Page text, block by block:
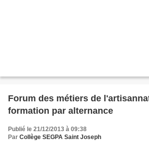
Forum des métiers de
formation par alternance
Publié le 21/12/2013 à 09:38
Par Collège SEGPA Saint Joseph